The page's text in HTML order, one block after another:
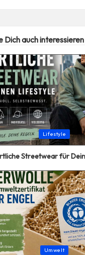
Dich auch interessieren
Lifestyle
Streetwear für
Umwelt